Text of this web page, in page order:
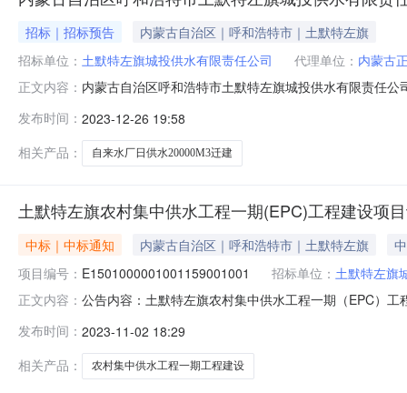
招标｜招标预告
内蒙古自治区｜呼和浩特市｜土默特左旗
招标单位： 土默特左旗城投供水有限责任公司 代理单位： 内蒙古
正文内容： 内蒙古自治区呼和浩特市土默特左旗城投供水有限责任
基础设施工程招标投标工作的通知》要求，现对内蒙古
人前来投标，对招标文件预公示的
发布时间： 2023-12-26 19:58
相关产品：
自来水厂日供水20000M3迁建
土默特左旗农村集中供水工程一期(EPC)工程建设项
中标｜中标通知 内蒙古自治区｜呼和浩特市｜土默特左旗
项目编号： E1501000001001159001001 招标单位： 土默特左旗
正文内容： 公告内容：土默特左旗农村集中供水工程一期（EPC）
万元二、其他：质量：符合国家建设工程质量验评标准
默特左旗
发布时间： 2023-11-02 18:29
相关产品：
农村集中供水工程一期工程建设